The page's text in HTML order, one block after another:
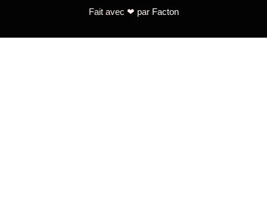
Fait avec ❤ par Facton